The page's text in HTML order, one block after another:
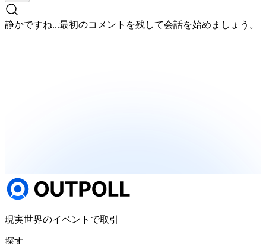
静かですね...最初のコメントを残して会話を始めましょう。
現実世界のイベントで取引
探す